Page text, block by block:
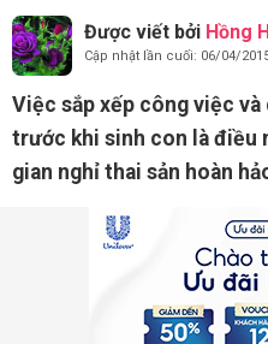
Được viết bởi Hồng
Cập nhật lần cuối: 06/04/
Việc sắp xếp công việc
trước khi sinh con là điều
gian nghỉ thai sản hoàn